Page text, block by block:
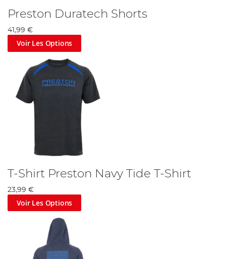
Preston Duratech Shorts
41,99 €
Voir Les Options
T-Shirt Preston Navy Tide T-Shirt
23,99 €
Voir Les Options